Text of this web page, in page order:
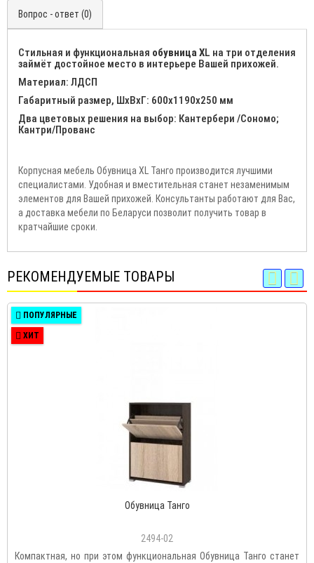
Вопрос - ответ (0)
Стильная и функциональная обувница XL на три отделения
займёт достойное место в интерьере Вашей прихожей.
Материал: ЛДСП
Габаритный размер, ШхВхГ: 600х1190х250 мм
Два цветовых решения на выбор: Кантербери /Сономо;
Кантри/Прованс
Корпусная мебель Обувница XL Танго производится лучшими
специалистами. Удобная и вместительная станет незаменимым
элементов для Вашей прихожей. Консультанты работают для Вас,
а доставка мебели по Беларуси позволит получить товар в
кратчайшие сроки.
РЕКОМЕНДУЕМЫЕ ТОВАРЫ
ПОПУЛЯРНЫЕ
ХИТ
Обувница Танго
2494-02
Компактная, но при этом функциональная Обувница Танго станет